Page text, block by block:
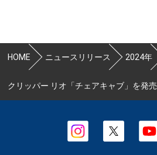
HOME ニュースリリース 2024年
クリッパー リオ「チェアキャブ」を発売